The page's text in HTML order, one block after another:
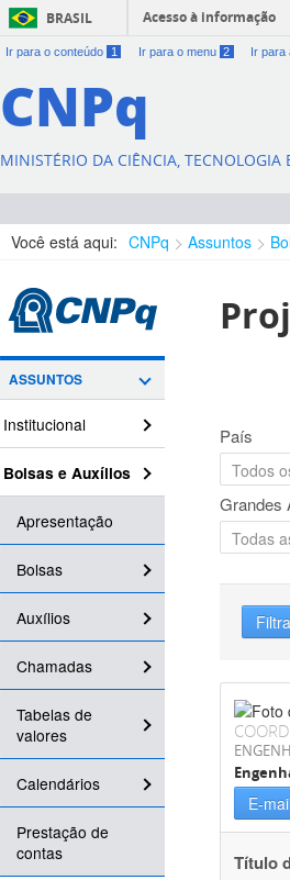
BRASIL Acesso à informação
Ir para o conteúdo 1 Ir para o menu 2 Ir para
CNPq
MINISTÉRIO DA CIÊNCIA, TECNOLOGIA
Você está aqui: CNPq Assuntos
ASSUNTOS
Institucional
Bolsas e Auxílios
Apresentação
Bolsas
Auxílios
Chamadas
Tabelas de
valores
Calendários
Prestação de
contas
País
Grandes
E-mail
Título